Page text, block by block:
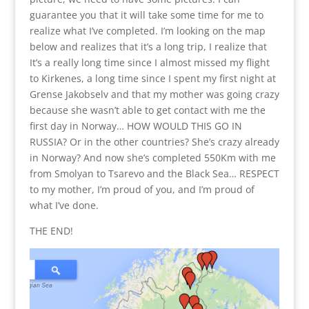
guarantee you that it will take some time for me to
realize what I’ve completed. I’m looking on the map
below and realizes that it’s a long trip, I realize that
It’s a really long time since I almost missed my flight
to Kirkenes, a long time since I spent my first night at
Grense Jakobselv and that my mother was going crazy
because she wasn’t able to get contact with me the
first day in Norway… HOW WOULD THIS GO IN
RUSSIA? Or in the other countries? She’s crazy already
in Norway? And now she’s completed 550Km with me
from Smolyan to Tsarevo and the Black Sea… RESPECT
to my mother, I’m proud of you, and I’m proud of
what I’ve done.
THE END!